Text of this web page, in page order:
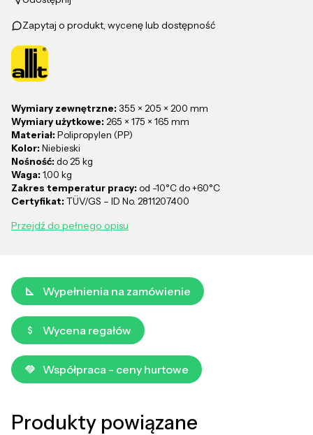
Zapytaj o produkt, wycenę lub dostępność
Wymiary zewnętrzne: 355 × 205 × 200 mm
Wymiary użytkowe: 265 × 175 × 165 mm
Materiał: Polipropylen (PP)
Kolor: Niebieski
Nośność: do 25 kg
Waga: 1,00 kg
Zakres temperatur pracy: od -10°C do +60°C
Certyfikat: TÜV/GS – ID No. 2811207400
Przejdź do pełnego opisu
Wypełnienia na zamówienie
Wycena regałów
Współpraca - ceny hurtowe
Produkty powiązane